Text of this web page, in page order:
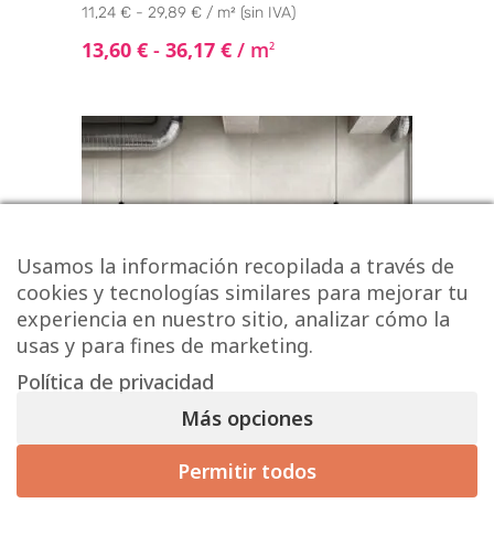
11,24 € - 29,89 € / m² (sin IVA)
13,60 € - 36,17 € / m2
Serie VANGUARD
Usamos la información recopilada a través de
cookies y tecnologías similares para mejorar tu
experiencia en nuestro sitio, analizar cómo la
usas y para fines de marketing.
Política de privacidad
Más opciones
Permitir todos